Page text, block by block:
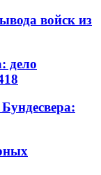
войск из
дело